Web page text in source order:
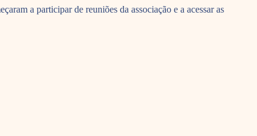
a participar de reuniões da associação e a acessar as